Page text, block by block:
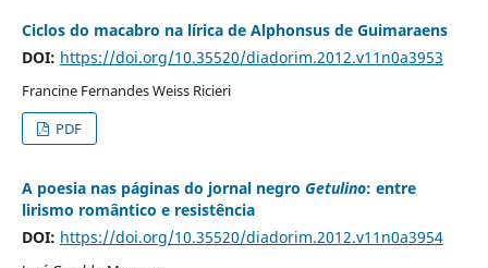
Ciclos do macabro na lírica de Alphonsus de Guimaraens
DOI: https://doi.org/10.35520/diadorim.2012.v11n0a3953
Francine Fernandes Weiss Ricieri
PDF
A poesia nas páginas do jornal negro Getulino: entre
lirismo romântico e resistência
DOI: https://doi.org/10.35520/diadorim.2012.v11n0a3954